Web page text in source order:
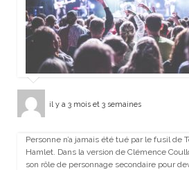
il y a 3 mois et 3 semaines
Personne n’a jamais été tué par le fusil de
Hamlet. Dans la version de Clémence
son rôle de personnage secondaire pour